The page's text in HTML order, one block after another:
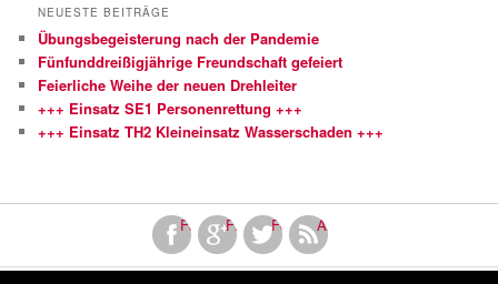
NEUESTE BEITRÄGE
Übungsbegeisterung nach der Pandemie
Fünfunddreißigjährige Freundschaft gefeiert
Feierliche Weihe der neuen Drehleiter
+++ Einsatz SE1 Personenrettung +++
+++ Einsatz TH2 Kleineinsatz Wasserschaden +++
FacebookFinde uns bei Google+
Folge uns bei Twitter!
Abonniere unseren RSS